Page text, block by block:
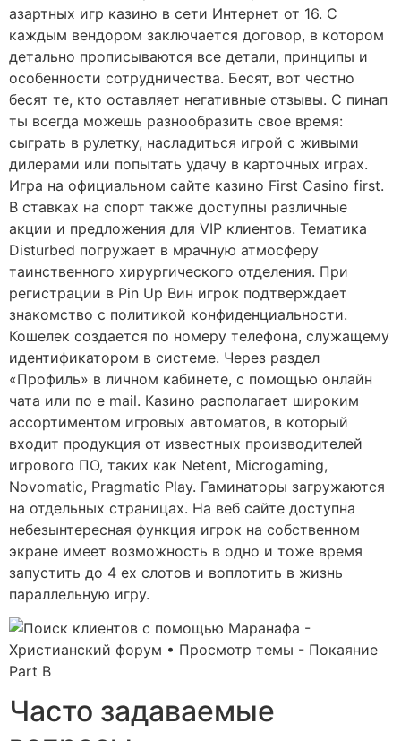
азартных игр казино в сети Интернет от 16. С
каждым вендором заключается договор, в котором
детально прописываются все детали, принципы и
особенности сотрудничества. Бесят, вот честно
бесят те, кто оставляет негативные отзывы. С пинап
ты всегда можешь разнообразить свое время:
сыграть в рулетку, насладиться игрой с живыми
дилерами или попытать удачу в карточных играх.
Игра на официальном сайте казино First Casino first.
В ставках на спорт также доступны различные
акции и предложения для VIP клиентов. Тематика
Disturbed погружает в мрачную атмосферу
таинственного хирургического отделения. При
регистрации в Pin Up Вин игрок подтверждает
знакомство с политикой конфиденциальности.
Кошелек создается по номеру телефона, служащему
идентификатором в системе. Через раздел
«Профиль» в личном кабинете, с помощью онлайн
чата или по e mail. Казино располагает широким
ассортиментом игровых автоматов, в который
входит продукция от известных производителей
игрового ПО, таких как Netent, Microgaming,
Novomatic, Pragmatic Play. Гаминаторы загружаются
на отдельных страницах. На веб сайте доступна
небезынтересная функция игрок на собственном
экране имеет возможность в одно и тоже время
запустить до 4 ех слотов и воплотить в жизнь
параллельную игру.
Часто задаваемые